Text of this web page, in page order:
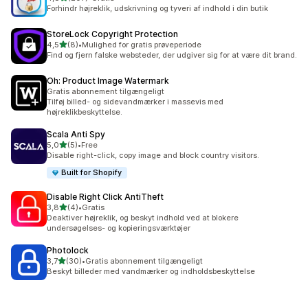
207 anmeldelser i alt
Forhindr højreklik, udskrivning og tyveri af indhold i din butik
StoreLock Copyright Protection
4,5ud af 5 stjerner
(8)
8 anmeldelser i alt
•Mulighed for gratis prøveperiode
Find og fjern falske websteder, der udgiver sig for at være dit brand.
Oh: Product Image Watermark
Gratis abonnement tilgængeligt
Tilføj billed- og sidevandmærker i massevis med
højreklikbeskyttelse.
Scala Anti Spy
5,0ud af 5 stjerner
(5)
5 anmeldelser i alt
•Free
Disable right-click, copy image and block country visitors.
Built for Shopify
Disable Right Click AntiTheft
3,8ud af 5 stjerner
(4)
4 anmeldelser i alt
•Gratis
Deaktiver højreklik, og beskyt indhold ved at blokere
undersøgelses- og kopieringsværktøjer
Photolock
3,7ud af 5 stjerner
(30)
30 anmeldelser i alt
•Gratis abonnement tilgængeligt
Beskyt billeder med vandmærker og indholdsbeskyttelse